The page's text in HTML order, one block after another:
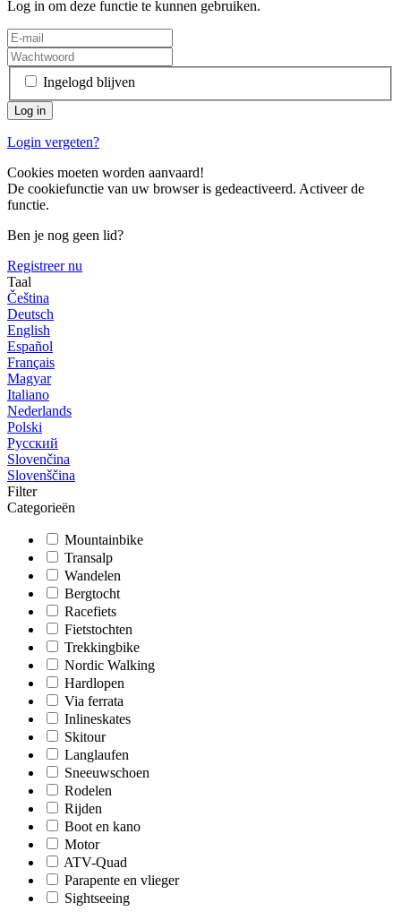
Log in om deze functie te kunnen gebruiken.
Ingelogd blijven
Login vergeten?
Cookies moeten worden aanvaard!
De cookiefunctie van uw browser is gedeactiveerd. Activeer de
functie.
Ben je nog geen lid?
Registreer nu
Taal
Čeština
Deutsch
English
Español
Français
Magyar
Italiano
Nederlands
Polski
Русский
Slovenčina
Slovenščina
Filter
Categorieën
Mountainbike
Transalp
Wandelen
Bergtocht
Racefiets
Fietstochten
Trekkingbike
Nordic Walking
Hardlopen
Via ferrata
Inlineskates
Skitour
Langlaufen
Sneeuwschoen
Rodelen
Rijden
Boot en kano
Motor
ATV-Quad
Parapente en vlieger
Sightseeing